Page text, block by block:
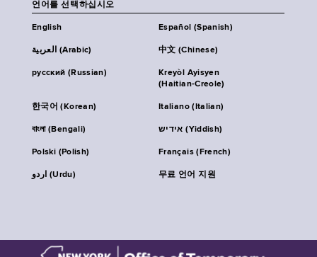
언어를 선택하십시오
English Español (Spanish)
العربية (Arabic) 中文 (Chinese)
русский (Russian)
Kreyòl Ayisyen
(Haitian-Creole)
한국어 (Korean) Italiano (Italian)
বাংলা (Bengali) אידיש (Yiddish)
Polski (Polish) Français (French)
اردو (Urdu) 무료 언어 지원